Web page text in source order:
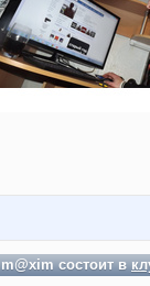
m@xim состоит в